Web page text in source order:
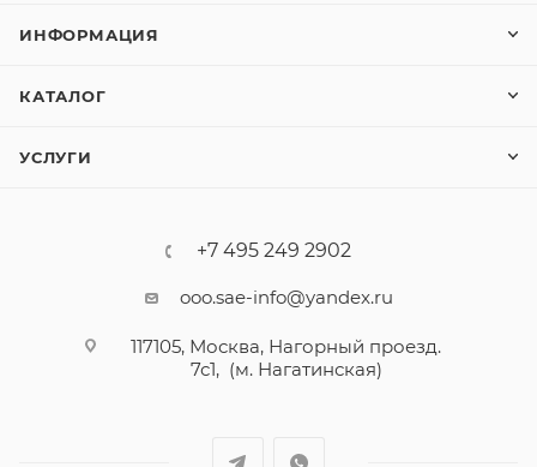
ИНФОРМАЦИЯ
КАТАЛОГ
УСЛУГИ
+7 495 249 2902
ooo.sae-info@yandex.ru
117105, Москва, Нагорный проезд.
7с1, (м. Нагатинская)